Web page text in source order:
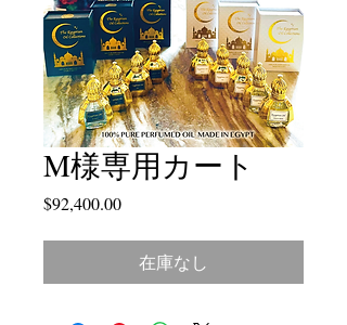
M様専用カート
$92,400.00価
在庫なし